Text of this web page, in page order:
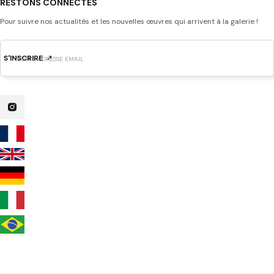
RESTONS CONNECTÉS
Pour suivre nos actualités et les nouvelles œuvres qui arrivent à la galerie !
S'INSCRIRE